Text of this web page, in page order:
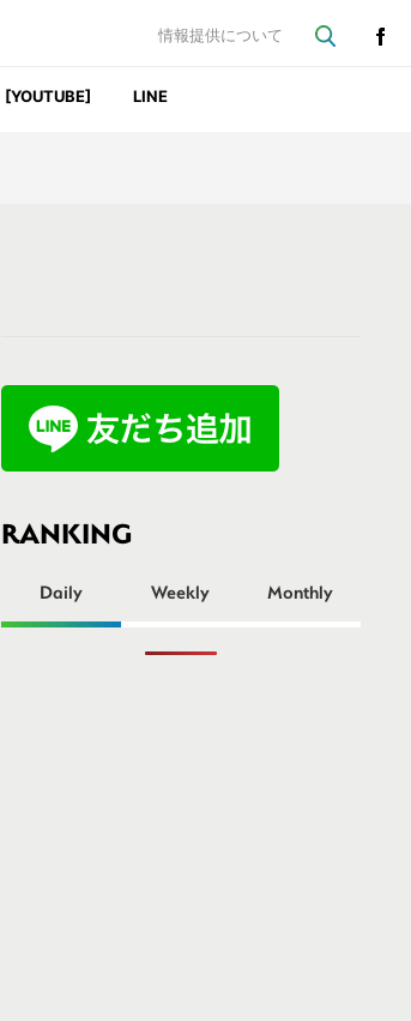
情報提供について
[YOUTUBE] LINE
サ
イ
バ
RANKING
Daily Weekly Monthly